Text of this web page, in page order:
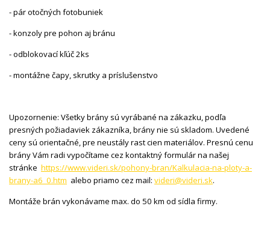
- pár otočných fotobuniek
- konzoly pre pohon aj bránu
- odblokovací kľúč 2ks
- montážne čapy, skrutky a príslušenstvo
Upozornenie: Všetky brány sú vyrábané na zákazku, podľa
presných požiadaviek zákazníka, brány nie sú skladom. Uvedené
ceny sú orientačné, pre neustály rast cien materiálov. Presnú cenu
brány Vám radi vypočítame cez kontaktný formulár na našej
stránke https://www.videri.sk/pohony-bran/Kalkulacia-na-ploty-a-
brany-a6_0.htm alebo priamo cez mail: videri@videri.sk.
Montáže brán vykonávame max. do 50 km od sídla firmy.